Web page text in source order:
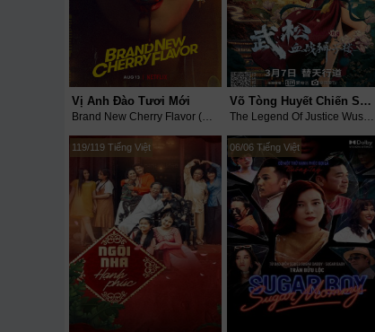
Vị Anh Đào Tươi Mới
Brand New Cherry Flavor (2021)
Võ Tòng Huyết Chiến Sư Tử Lâu
The Legend Of Justice Wusongs (2021)
119/119 Tiếng Việt 06/06 Tiếng Việt